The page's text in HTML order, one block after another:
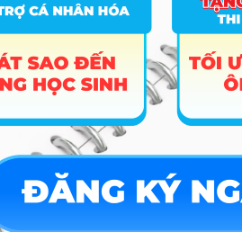
Tin tuyển sinh vào 10
Về chúng tôi
Liên hệ
Chính sách bảo mật